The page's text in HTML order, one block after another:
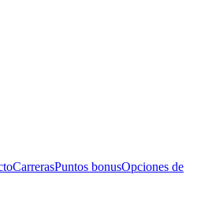
CarrerasPuntos bonusOpciones de